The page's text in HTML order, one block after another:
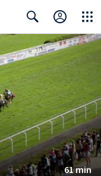
Close
61 min